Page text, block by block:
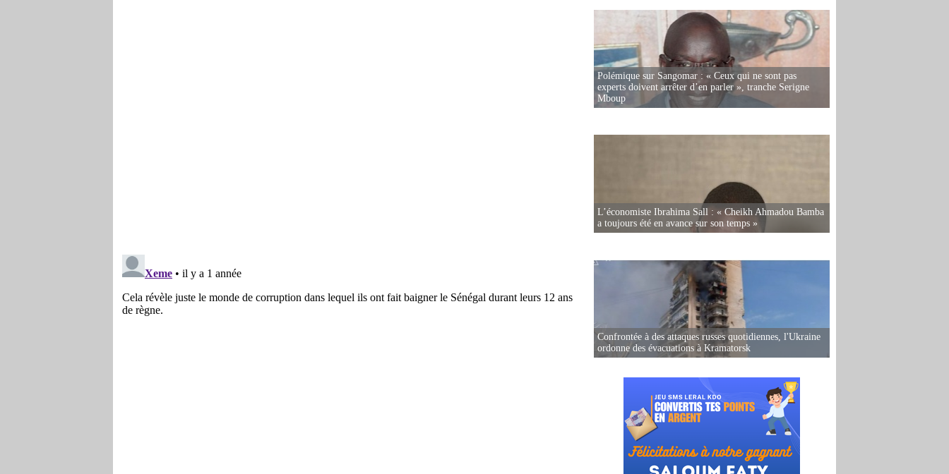
Polémique sur Sangomar : « Ceux qui ne sont pas
experts doivent arrêter d’en parler », tranche Serigne
Mboup
L’économiste Ibrahima Sall : « Cheikh Ahmadou Bamba
a toujours été en avance sur son temps »
Confrontée à des attaques russes quotidiennes, l'Ukraine
ordonne des évacuations à Kramatorsk